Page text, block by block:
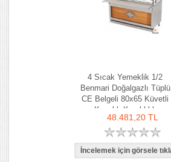
4 Sıcak Yemeklik 1/2
Benmari Doğalgazlı Tüplü
CE Belgeli 80x65 Küvetli
Kapaklı Kaşıklıklı
48.481,20 TL